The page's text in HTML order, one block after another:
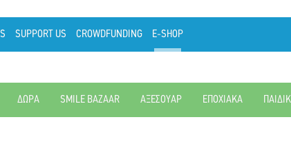
SUPPORT US CROWDFUNDING E-SHOP
ΔΩΡΑ SMILE BAZAAR ΑΞΕΣΟΥΑΡ ΕΠΟΧΙΑΚΑ